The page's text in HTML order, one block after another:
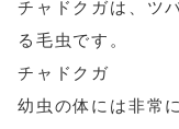
チャドクガは、ツ
る毛虫です。
チャドクガ
幼虫の体には非常